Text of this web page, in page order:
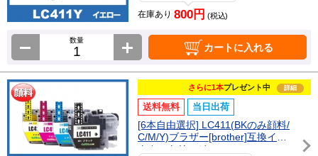
在庫あり 800円 (税込)
数量
カートに入れる
さらに1本プレゼント中 詳細
送料無料 当日出荷
[6本自由選択] LC411(BKのみ顔料/
C/M/Y)ブラザー[brother]互換イン
クカートリッジ